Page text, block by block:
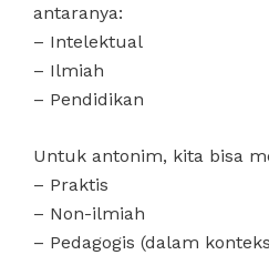
antaranya:
– Intelektual
– Ilmiah
– Pendidikan
Untuk antonim, kita bisa
– Praktis
– Non-ilmiah
– Pedagogis (dalam